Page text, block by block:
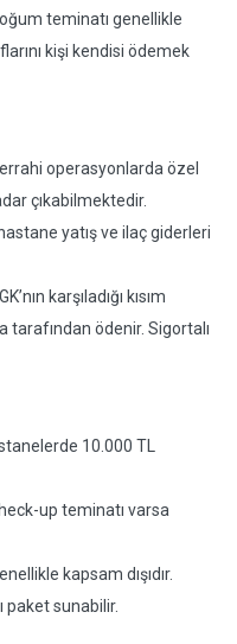
teminatı genellikle
kişi kendisi ödemek
operasyonlarda özel
çıkabilmektedir.
yatış ve ilaç giderleri
karşıladığı kısım
tarafından ödenir. Sigortalı
10.000 TL
up teminatı varsa
kapsam dışıdır.
paket sunabilir.